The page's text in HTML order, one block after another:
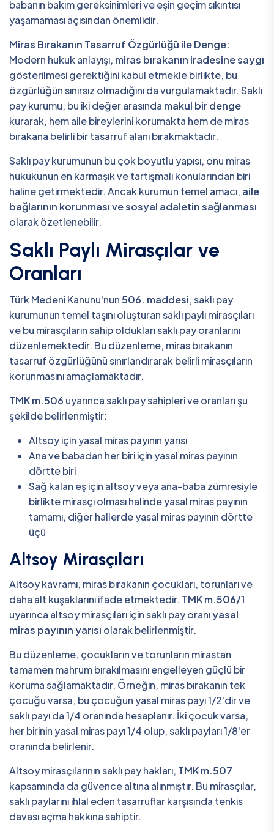
babanın bakım gereksinimleri ve eşin geçim sıkıntısı
yaşamaması açısından önemlidir.
Miras Bırakanın Tasarruf Özgürlüğü ile Denge:
Modern hukuk anlayışı, miras bırakanın iradesine saygı
gösterilmesi gerektiğini kabul etmekle birlikte, bu
özgürlüğün sınırsız olmadığını da vurgulamaktadır. Saklı
pay kurumu, bu iki değer arasında makul bir denge
kurarak, hem aile bireylerini korumakta hem de miras
bırakana belirli bir tasarruf alanı bırakmaktadır.
Saklı pay kurumunun bu çok boyutlu yapısı, onu miras
hukukunun en karmaşık ve tartışmalı konularından biri
haline getirmektedir. Ancak kurumun temel amacı, aile
bağlarının korunması ve sosyal adaletin sağlanması
olarak özetlenebilir.
Saklı Paylı Mirasçılar ve
Oranları
Türk Medeni Kanunu'nun506. maddesi, saklı pay
kurumunun temel taşını oluşturan saklı paylı mirasçıları
ve bu mirasçıların sahip oldukları saklı pay oranlarını
düzenlemektedir. Bu düzenleme, miras bırakanın
tasarruf özgürlüğünü sınırlandırarak belirli mirasçıların
korunmasını amaçlamaktadır.
TMK m.506 uyarınca saklı pay sahipleri ve oranları şu
şekilde belirlenmiştir:
Altsoy için yasal miras payının yarısı
Ana ve babadan her biri için yasal miras payının
dörtte biri
Sağ kalan eş için altsoy veya ana-baba zümresiyle
birlikte mirasçı olması halinde yasal miras payının
tamamı, diğer hallerde yasal miras payının dörtte
üçü
Altsoy Mirasçıları
Altsoy kavramı, miras bırakanın çocukları, torunları ve
daha alt kuşaklarını ifade etmektedir. TMK m.506/1
uyarınca altsoy mirasçıları için saklı pay oranıyasal
miras payının yarısı olarak belirlenmiştir.
Bu düzenleme, çocukların ve torunların mirastan
tamamen mahrum bırakılmasını engelleyen güçlü bir
koruma sağlamaktadır. Örneğin, miras bırakanın tek
çocuğu varsa, bu çocuğun yasal miras payı 1/2'dir ve
saklı payı da 1/4 oranında hesaplanır. İki çocuk varsa,
her birinin yasal miras payı 1/4 olup, saklı payları 1/8'er
oranında belirlenir.
Altsoy mirasçılarının saklı pay hakları, TMK m.507
kapsamında da güvence altına alınmıştır. Bu mirasçılar,
saklı paylarını ihlal eden tasarruflar karşısında tenkis
davası açma hakkına sahiptir.